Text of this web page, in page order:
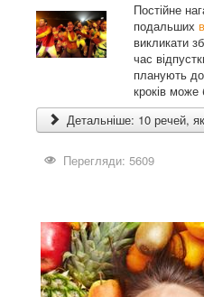
Постійне
подальших
викликати
час
планують
кроків
Детальніше: 10 речей,
Перегляди: 5609